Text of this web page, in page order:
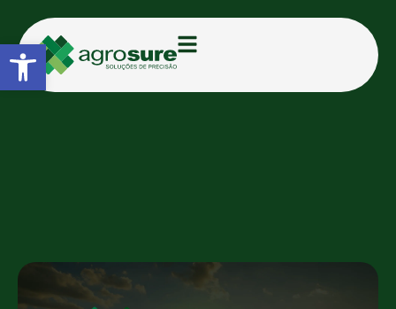
Abrir a barra de ferramentas